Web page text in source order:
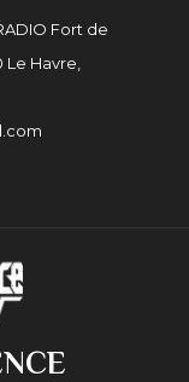
Fort de
Le Havre,